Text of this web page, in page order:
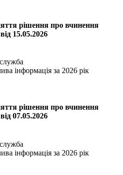
рішення про вчинення
15.05.2026
інформація за 2026 рік
рішення про вчинення
07.05.2026
інформація за 2026 рік